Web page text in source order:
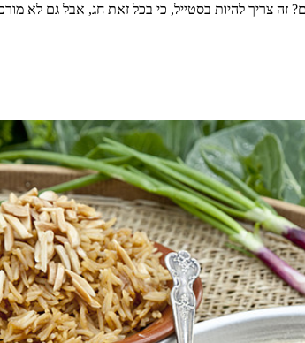
זה צריך להיות בסטייל, כי בכל זאת חג, אבל גם לא